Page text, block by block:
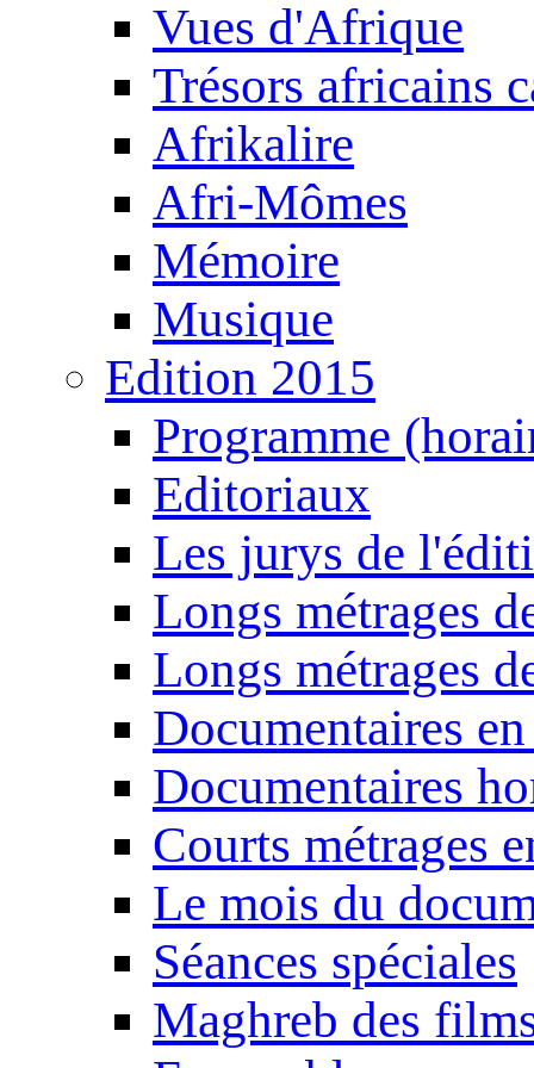
Vues d'Afrique
Trésors africains
Afrikalire
Afri-Mômes
Mémoire
Musique
Edition 2015
Programme
Editoriaux
Les jurys de
Longs métrages
Longs métrages
Documentaires
Documentaires
Courts métrages
Le mois du
Séances spéciales
Maghreb des